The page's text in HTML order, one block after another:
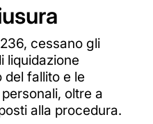
cessano gli
liquidazione
del fallito e le
oltre a
alla procedura.